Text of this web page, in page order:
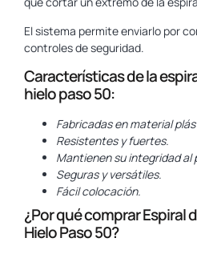
El sistema permite enviarlo por
controles de seguridad.
Características de la
hielo paso 50:
Fabricadas en material
Resistentes y fuertes.
Mantienen su integridad al
Seguras y versátiles.
Fácil colocación.
¿Por qué comprar Espiral
Hielo Paso 50?